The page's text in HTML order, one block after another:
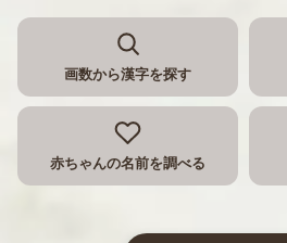
画数から漢字を探す
赤ちゃんの名前を調べる